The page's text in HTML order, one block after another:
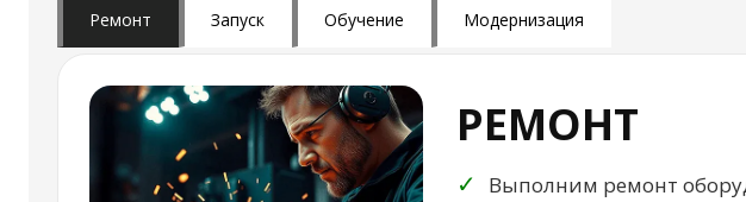
Ремонт Запуск Обучение Модернизация
РЕМОНТ
✓ Выполним ремонт